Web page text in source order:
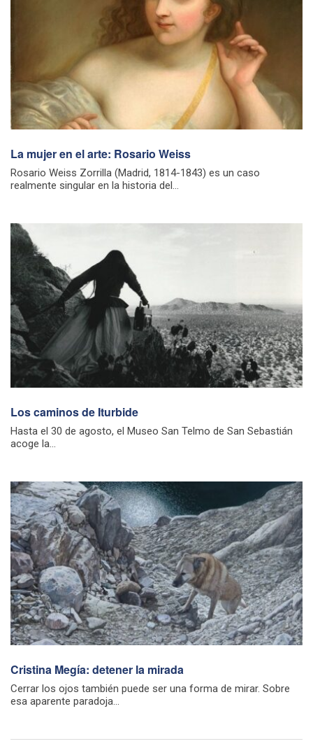
La mujer en el arte: Rosario Weiss
Rosario Weiss Zorrilla (Madrid, 1814-1843) es un caso
realmente singular en la historia del...
Los caminos de Iturbide
Hasta el 30 de agosto, el Museo San Telmo de San Sebastián
acoge la...
Cristina Megía: detener la mirada
Cerrar los ojos también puede ser una forma de mirar. Sobre
esa aparente paradoja...